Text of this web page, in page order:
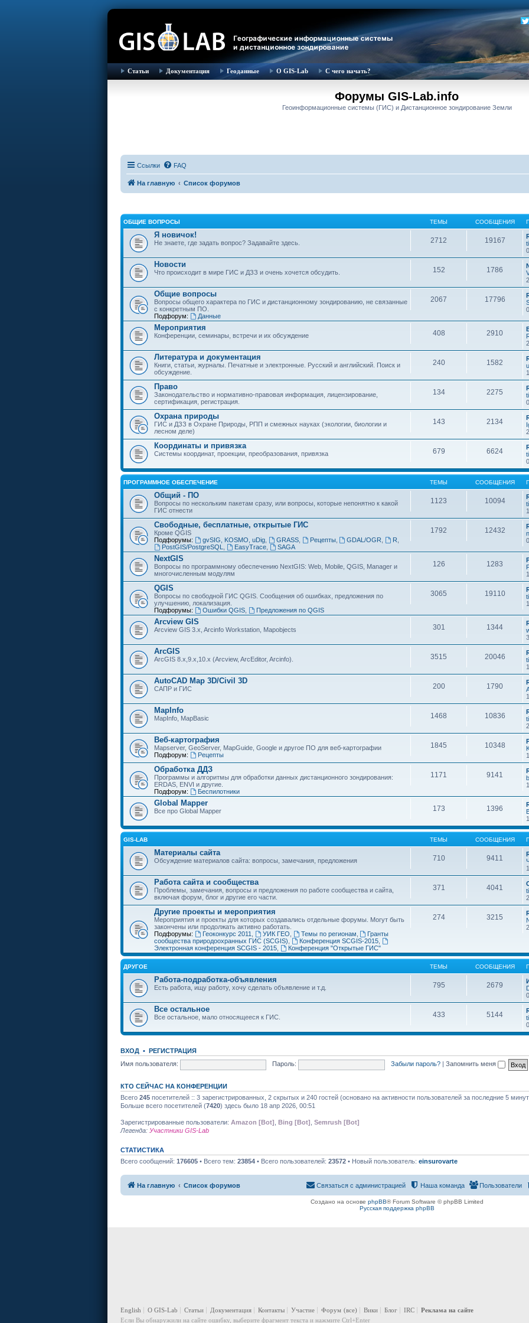
Статьи Документация Геоданные О GIS-Lab С чего начать?
Форумы GIS-Lab.info
Геоинформационные системы (ГИС) и Дистанционное зондирование Земли
Ссылки FAQ
На главную Список форумов
ОБЩИЕ ВОПРОСЫ ТЕМЫ СООБЩЕНИЯ
Я новичок!
Не знаете, где задать вопрос? Задавайте здесь. 2712 19167
Новости
Что происходит в мире ГИС и ДЗЗ и очень хочется обсудить. 152 1786
Общие вопросы
Вопросы общего характера по ГИС и дистанционному зондированию, не связанные
с конкретным ПО.
Подфорум:
Данные
2067 17796
Мероприятия
Конференции, семинары, встречи и их обсуждение 408 2910
Литература и документация
Книги, статьи, журналы. Печатные и электронные. Русский и английский. Поиск и
обсуждение.
240 1582
Право
Законодательство и нормативно-правовая информация, лицензирование,
сертификация, регистрация.
134 2275
Охрана природы
ГИС и ДЗЗ в Охране Природы, РПП и смежных науках (экологии, биологии и
лесном деле)
143 2134
Координаты и привязка
Системы координат, проекции, преобразования, привязка 679 6624
ПРОГРАММНОЕ ОБЕСПЕЧЕНИЕ ТЕМЫ СООБЩЕНИЯ
Общий - ПО
Вопросы по нескольким пакетам сразу, или вопросы, которые непонятно к какой
ГИС отнести
1123 10094
Свободные, бесплатные, открытые ГИС
Кроме QGIS
Подфорумы:
gvSIG, KOSMO, uDig, GRASS, Рецепты, GDAL/OGR R
PostGIS/PostgreSQL
EasyTrace, SAGA
1792 12432
NextGIS
Вопросы по программному обеспечению NextGIS: Web, Mobile, QGIS, Manager и
многочисленным модулям
126 1283
QGIS
Вопросы по свободной ГИС QGIS. Сообщения об ошибках, предложения по
улучшению, локализация.
Подфорумы:
Ошибки QGIS, Предложения по QGIS
3065 19110
Arcview GIS
Arcview GIS 3.x, Arcinfo Workstation, Mapobjects 301 1344
ArcGIS
ArcGIS 8.x,9.x,10.x (Arcview, ArcEditor, Arcinfo). 3515 20046
AutoCAD Map 3D/Civil 3D
САПР и ГИС 200 1790
MapInfo
MapInfo, MapBasic 1468 10836
Веб-картография
Mapserver, GeoServer, MapGuide, Google и другое ПО для веб-картографии
Подфорум:
Рецепты
1845 10348
Обработка ДДЗ
Программы и алгоритмы для обработки данных дистанционного зондирования:
ERDAS, ENVI и другие.
Подфорум:
Беспилотники
1171 9141
Global Mapper
Все про Global Mapper 173 1396
GIS-LAB ТЕМЫ СООБЩЕНИЯ
Материалы сайта
Обсуждение материалов сайта: вопросы, замечания, предложения 710 9411
Работа сайта и сообщества
Проблемы, замечания, вопросы и предложения по работе сообщества и сайта,
включая форум, блог и другие его части.
371 4041
Другие проекты и мероприятия
Мероприятия и проекты для которых создавались отдельные форумы. Могут быть
закончены или продолжать активно работать.
Подфорумы:
Геоконкурс 2011 УИК ГЕО Темы по регионам
Гранты
сообщества природоохранных ГИС (SCGIS)
Конференция SCGIS-2015,
Электронная конференция SCGIS - 2015
Конференция "Открытые ГИС"
274 3215
ДРУГОЕ ТЕМЫ СООБЩЕНИЯ
Работа-подработка-объявления
Есть работа, ищу работу, хочу сделать объявление и т.д. 795 2679
Все остальное
Все остальное, мало относящееся к ГИС. 433 5144
ВХОД • РЕГИСТРАЦИЯ
Имя пользователя:
Пароль: Забыли пароль? Запомнить меня
КТО СЕЙЧАС НА КОНФЕРЕНЦИИ
Всего 245 посетителей :: 3 зарегистрированных, 2 скрытых и 240 гостей (основано на активности пользователей за последние 5
Больше всего посетителей (7420) здесь было 18 апр 2026, 00:51
Зарегистрированные пользователи: Amazon [Bot] Bing [Bot] Semrush [Bot]
Легенда: Участники GIS-Lab
СТАТИСТИКА
Всего сообщений: 176605 • Всего тем: 23854 • Всего пользователей: 23572 • Новый пользователь: einsurovarte
На главную Список форумов Пользователи
Наша команда
Связаться с администрацией
Создано на основе phpBB® Forum Software © phpBB Limited
Русская поддержка phpBB
English О GIS-Lab Статьи Документация Контакты Участие Форум (все) Вики Блог IRC
Реклама на сайте
Если Вы обнаружили на сайте ошибку, выберите фрагмент текста и нажмите Ctrl+Enter